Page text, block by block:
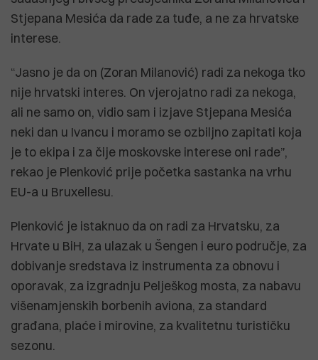
Stjepana Mesića da rade za tuđe, a ne za hrvatske
interese.
“Jasno je da on (Zoran Milanović) radi za nekoga tko
nije hrvatski interes. On vjerojatno radi za nekoga,
ali ne samo on, vidio sam i izjave Stjepana Mesića
neki dan u Ivancu i moramo se ozbiljno zapitati koja
je to ekipa i za čije moskovske interese oni rade”,
rekao je Plenković prije početka sastanka na vrhu
EU-a u Bruxellesu.
Plenković je istaknuo da on radi za Hrvatsku, za
Hrvate u BiH, za ulazak u Šengen i euro područje, za
dobivanje sredstava iz instrumenta za obnovu i
oporavak, za izgradnju Pelješkog mosta, za nabavu
višenamjenskih borbenih aviona, za standard
građana, plaće i mirovine, za kvalitetnu turističku
sezonu.